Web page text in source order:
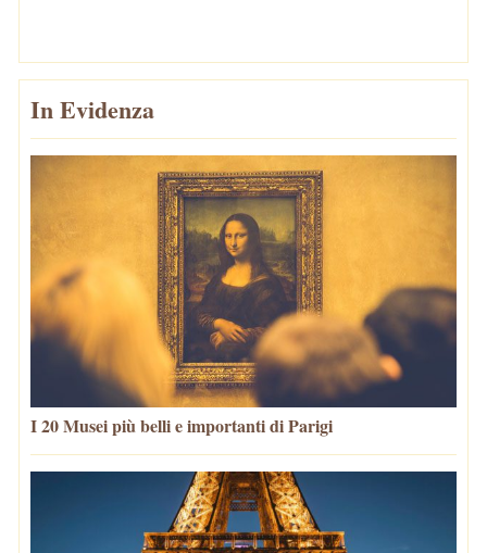
In Evidenza
I 20 Musei più belli e importanti di Parigi